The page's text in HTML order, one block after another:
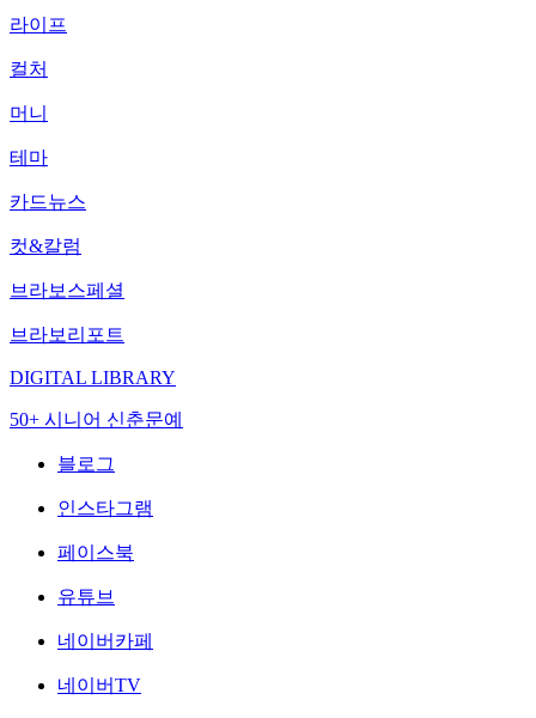
라이프
컬처
머니
테마
카드뉴스
컷&칼럼
브라보스페셜
브라보리포트
DIGITAL LIBRARY
50+ 시니어 신춘문예
블로그
인스타그램
페이스북
유튜브
네이버카페
네이버TV